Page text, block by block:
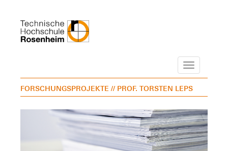
Navigation
FORSCHUNGSPROJEKTE // PROF. TORSTEN LEPS